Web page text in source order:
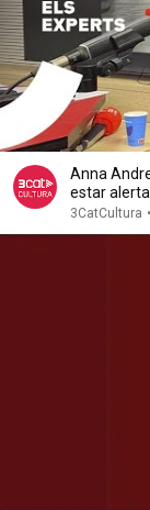
Anna
estar
3CatCultura •